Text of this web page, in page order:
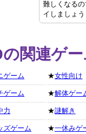
難しくなる
イしましょう
関連ゲー
ゲーム
ゲーム
力
ズゲーム
★女性向け
★解体ゲー
★謎解き
★一休みゲ